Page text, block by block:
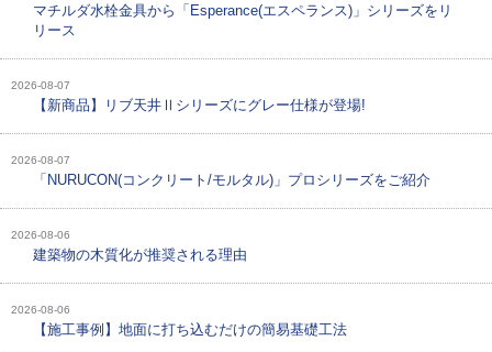
マチルダ水栓金具から「Esperance(エスペランス)」シリーズをリ
リース
2026-08-07
【新商品】リブ天井Ⅱシリーズにグレー仕様が登場!
2026-08-07
「NURUCON(コンクリート/モルタル)」プロシリーズをご紹介
2026-08-06
建築物の木質化が推奨される理由
2026-08-06
【施工事例】地面に打ち込むだけの簡易基礎工法